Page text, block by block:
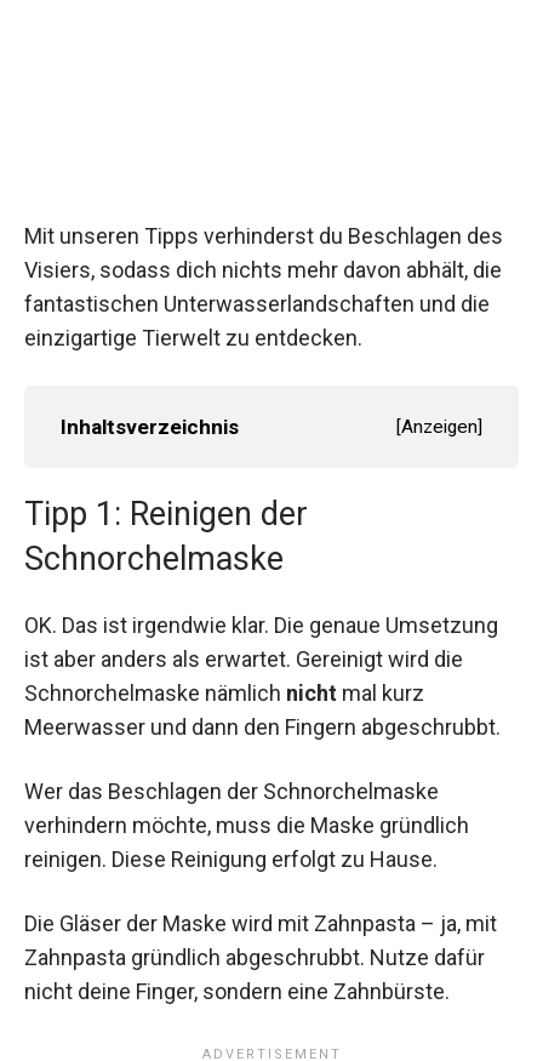
Mit unseren Tipps verhinderst du Beschlagen des
Visiers, sodass dich nichts mehr davon abhält, die
fantastischen Unterwasserlandschaften und die
einzigartige Tierwelt zu entdecken.
Inhaltsverzeichnis [Anzeigen]
Tipp 1: Reinigen der
Schnorchelmaske
OK. Das ist irgendwie klar. Die genaue Umsetzung
ist aber anders als erwartet. Gereinigt wird die
Schnorchelmaske nämlich nicht mal kurz
Meerwasser und dann den Fingern abgeschrubbt.
Wer das Beschlagen der Schnorchelmaske
verhindern möchte, muss die Maske gründlich
reinigen. Diese Reinigung erfolgt zu Hause.
Die Gläser der Maske wird mit Zahnpasta – ja, mit
Zahnpasta gründlich abgeschrubbt. Nutze dafür
nicht deine Finger, sondern eine Zahnbürste.